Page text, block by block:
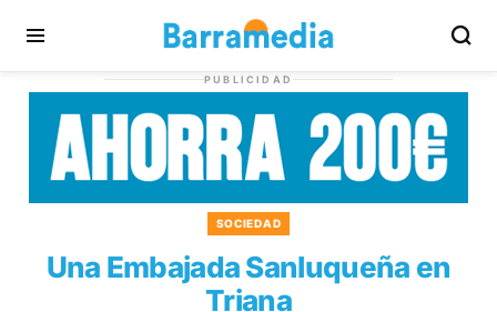
PUBLICIDAD
SOCIEDAD
Una Embajada Sanluqueña en
Triana